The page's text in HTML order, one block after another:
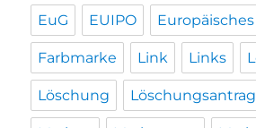
EuG EUIPO
Farbmarke Link Links
Löschung Löschungsantrag